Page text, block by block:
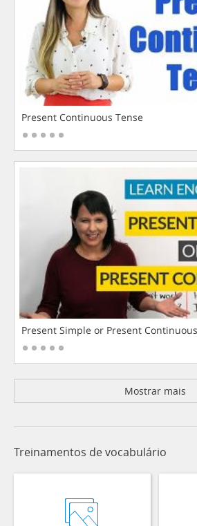
Present Continuous Tense
Present Simple or Present
Mostrar mais
Treinamentos de vocabulário